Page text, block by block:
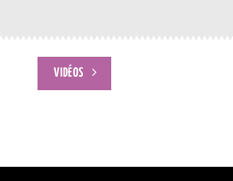
VIDÉOS